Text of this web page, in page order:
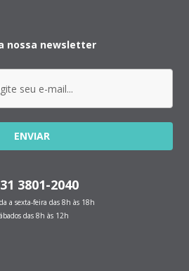
nossa newsletter
ENVIAR
3801-2040
a sexta-feira das 8h às 18h
das 8h às 12h